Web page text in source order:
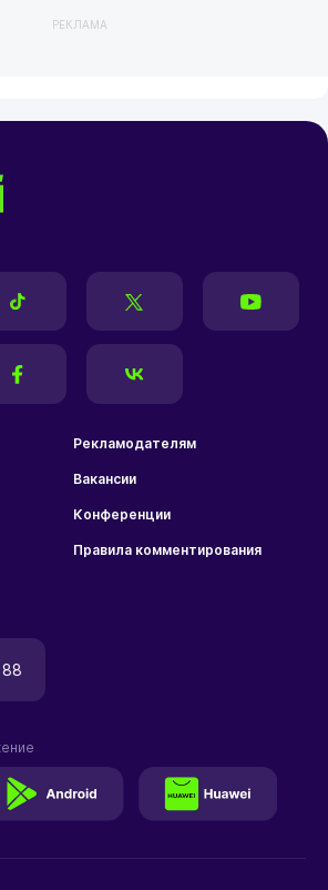
РЕКЛАМА
Рекламодателям
Вакансии
Конференции
Правила комментирования